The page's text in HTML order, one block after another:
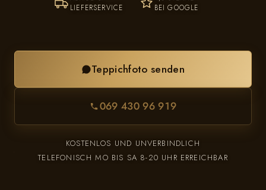
LIEFERSERVICE
BEI GOOGLE
Teppichfoto senden
069 430 96 919
KOSTENLOS UND UNVERBINDLICH
TELEFONISCH MO BIS SA 8-20 UHR ERREICHBAR